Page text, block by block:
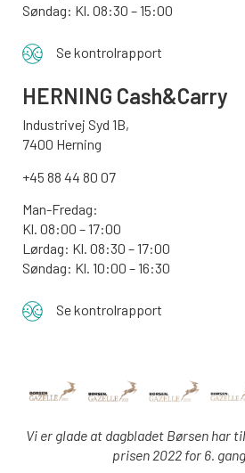
Søndag: Kl. 08:30 – 15:00
Se kontrolrapport
HERNING Cash&Carry
Industrivej Syd 1B,
7400 Herning
+45 88 44 80 07
Man-Fredag:
Kl. 08:00 – 17:00
Lørdag: Kl. 08:30 – 17:00
Søndag: Kl. 10:00 – 16:30
Se kontrolrapport
Vi er glade at dagbladet Børsen har
prisen 2022 for 6.